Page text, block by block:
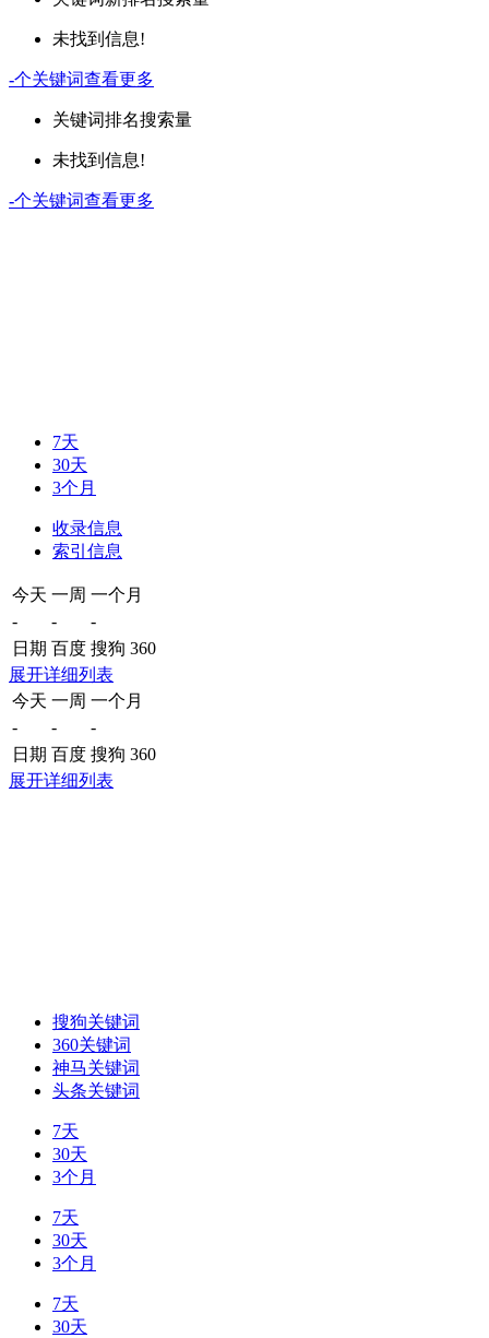
未找到信息!
-个关键词查看更多
关键词排名搜索量
未找到信息!
-个关键词查看更多
7天
30天
3个月
收录信息
索引信息
今天 一周 一个月
-
-
-
日期 百度 搜狗 360
展开详细列表
今天 一周 一个月
-
-
-
日期 百度 搜狗 360
展开详细列表
搜狗关键词
360关键词
神马关键词
头条关键词
7天
30天
3个月
7天
30天
3个月
7天
30天